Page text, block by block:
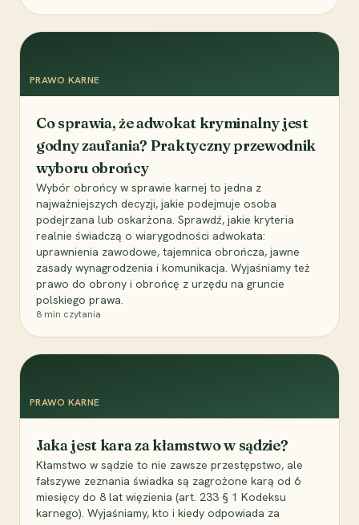
PRAWO KARNE
Co sprawia, że adwokat kryminalny jest
godny zaufania? Praktyczny przewodnik
wyboru obrońcy
Wybór obrońcy w sprawie karnej to jedna z
najważniejszych decyzji, jakie podejmuje osoba
podejrzana lub oskarżona. Sprawdź, jakie kryteria
realnie świadczą o wiarygodności adwokata:
uprawnienia zawodowe, tajemnica obrończa, jawne
zasady wynagrodzenia i komunikacja. Wyjaśniamy też
prawo do obrony i obrońcę z urzędu na gruncie
polskiego prawa.
8 min czytania
PRAWO KARNE
Jaka jest kara za kłamstwo w sądzie?
Kłamstwo w sądzie to nie zawsze przestępstwo, ale
fałszywe zeznania świadka są zagrożone karą od 6
miesięcy do 8 lat więzienia (art. 233 § 1 Kodeksu
karnego). Wyjaśniamy, kto i kiedy odpowiada za